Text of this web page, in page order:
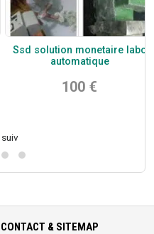
Ssd solution monetaire labo
automatique
100 €
suiv
CONTACT & SITEMAP